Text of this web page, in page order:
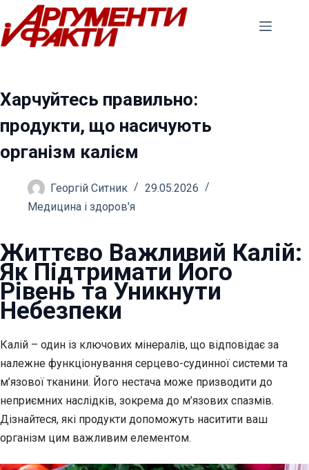
Перейти
до
вмісту
Харчуйтесь правильно:
продукти, що насичують
організм калієм
Георгій Ситник
29.05.2026
Медицина і здоров'я
Життєво Важливий Калій:
Як Підтримати Його
Рівень та Уникнути
Небезпеки
Калій – один із ключових мінералів, що відповідає за
належне функціонування серцево-судинної системи та
м’язової тканини. Його нестача може призводити до
неприємних наслідків, зокрема до м’язових спазмів.
Дізнайтеся, які продукти допоможуть наситити ваш
організм цим важливим елементом.